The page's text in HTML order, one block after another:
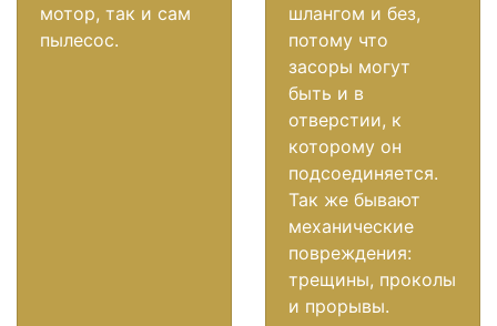
мотор, так и сам
пылесос.
шлангом и без,
потому что
засоры могут
быть и в
отверстии, к
которому он
подсоединяется.
Так же бывают
механические
повреждения:
трещины, проколы
и прорывы.